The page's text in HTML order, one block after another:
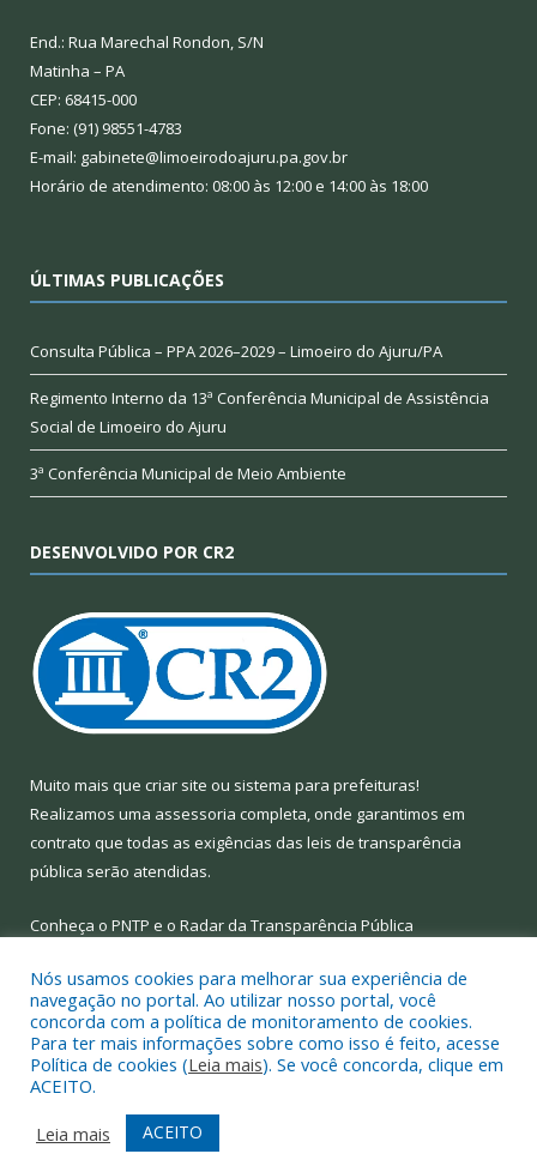
End.: Rua Marechal Rondon, S/N
Matinha – PA
CEP: 68415-000
Fone: (91) 98551-4783
E-mail: gabinete@limoeirodoajuru.pa.gov.br
Horário de atendimento: 08:00 às 12:00 e 14:00 às 18:00
ÚLTIMAS PUBLICAÇÕES
Consulta Pública – PPA 2026–2029 – Limoeiro do Ajuru/PA
Regimento Interno da 13ª Conferência Municipal de Assistência
Social de Limoeiro do Ajuru
3ª Conferência Municipal de Meio Ambiente
DESENVOLVIDO POR CR2
Muito mais que criar site ou sistema para prefeituras!
Realizamos uma assessoria completa, onde garantimos em
contrato que todas as exigências das leis de transparência
pública serão atendidas.
Conheça o PNTP e o Radar da Transparência Pública
Todos os direitos reservados a Prefeitura Municipal de Limoeiro
do Ajuru.
Mapa do Site
Acessar Área Administrativa
Acessar Webmail
Nós usamos cookies para melhorar sua experiência de
navegação no portal. Ao utilizar nosso portal, você
concorda com a política de monitoramento de cookies.
Para ter mais informações sobre como isso é feito, acesse
Política de cookies (Leia mais). Se você concorda, clique em
ACEITO.
Leia mais
ACEITO